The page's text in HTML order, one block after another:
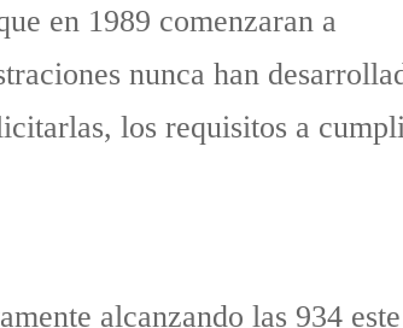
en 1989 comenzaran a
nunca han
los requisitos a
alcanzando las 934 este